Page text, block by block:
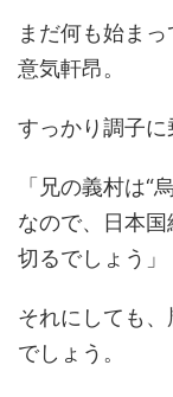
まだ何も始ま
意気軒昂。
すっかり調子に
「兄の義村は“
なので、日本
切るでしょう」
それにしても
でしょう。